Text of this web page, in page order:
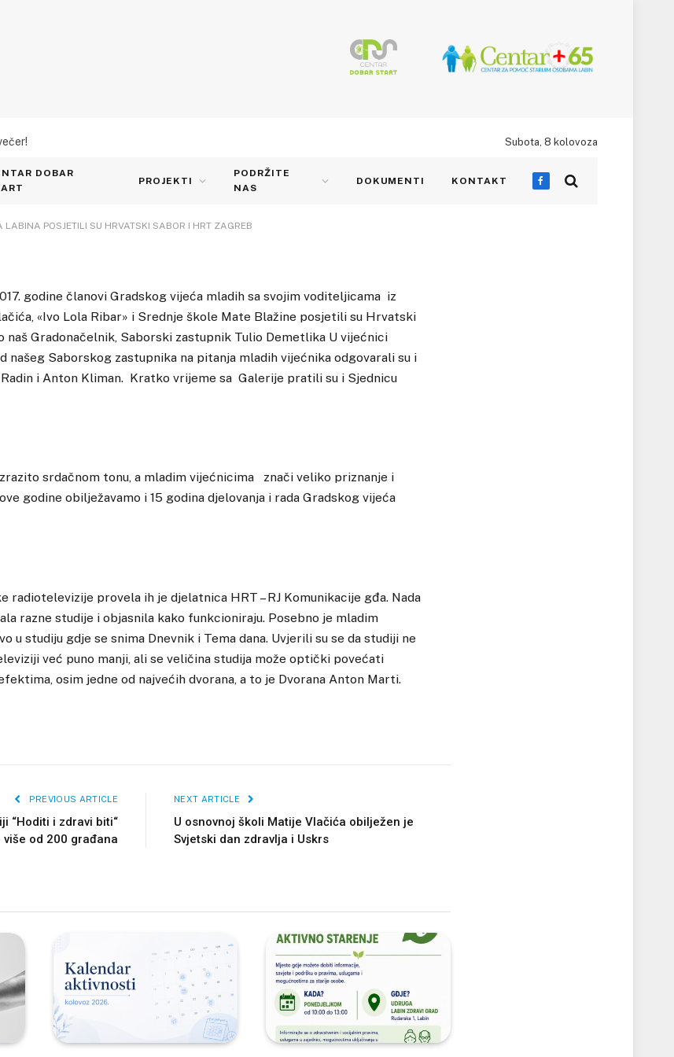
Subota, 8 kolovoza
DOBAR
PROJEKTI
PODRŽITE
NAS
DOKUMENTI KONTAKT
Facebook
POSJETILI SU HRVATSKI SABOR I HRT ZAGREB
SABOR I HRT
godine članovi Gradskog vijeća mladih sa svojim voditeljicama iz
«Ivo Lola Ribar» i Srednje škole Mate Blažine posjetili su Hrvatski
naš Gradonačelnik, Saborski zastupnik Tulio Demetlika U vijećnici
našeg Saborskog zastupnika na pitanja mladih vijećnika odgovarali su i
i Anton Kliman. Kratko vrijeme sa Galerije pratili su i Sjednicu
srdačnom tonu, a mladim vijećnicima znači veliko priznanje i
godine obilježavamo i 15 godina djelovanja i rada Gradskog vijeća
provela ih je djelatnica HRT – RJ Komunikacije gđa. Nada
razne studije i objasnila kako funkcioniraju. Posebno je mladim
u studiju gdje se snima Dnevnik i Tema dana. Uvjerili su se da studiji ne
već puno manji, ali se veličina studija može optički povećati
osim jedne od najvećih dvorana, a to je Dvorana Anton Marti.
PREVIOUS ARTICLE
“Hoditi i zdravi biti“
više od 200 građana
NEXT ARTICLE
U osnovnoj školi Matije Vlačića obilježen je
Svjetski dan zdravlja i Uskrs